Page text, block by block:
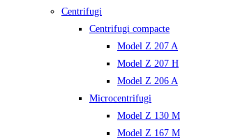
Centrifugi
Centrifugi compacte
Model Z 207 A
Model Z 207 H
Model Z 206 A
Microcentrifugi
Model Z 130 M
Model Z 167 M